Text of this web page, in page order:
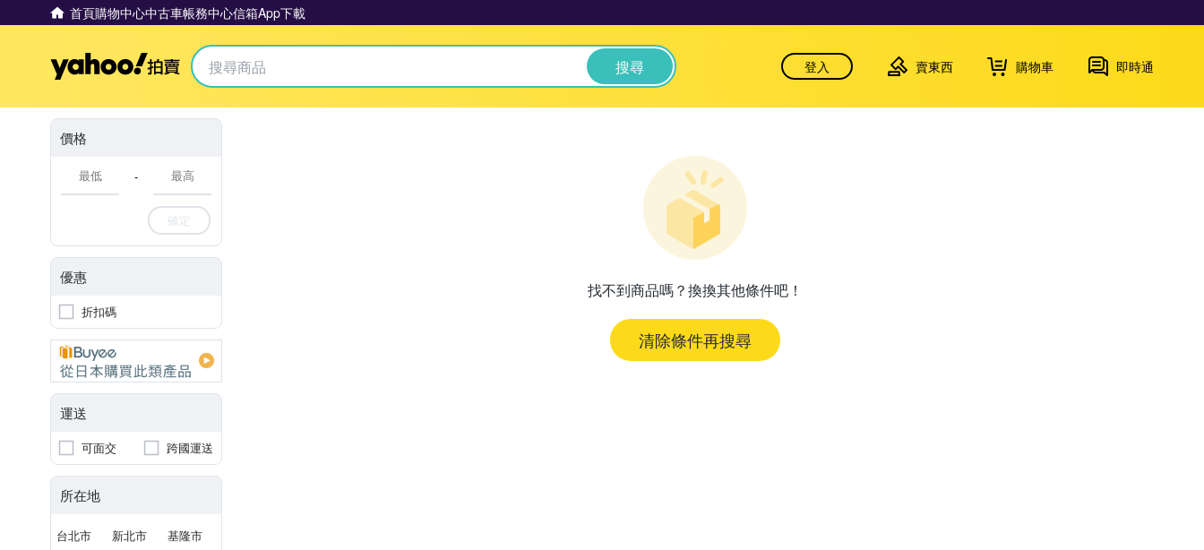
首頁購物中心中古車帳務中心信箱App下載
Yahoo拍賣 搜尋 登入 賣東西 購物車 即時通
價格
-
確定
優惠
折扣碼
運送
可面交 跨國運送
所在地
台北市 新北市 基隆市
找不到商品嗎？換換其他條件吧！
清除條件再搜尋